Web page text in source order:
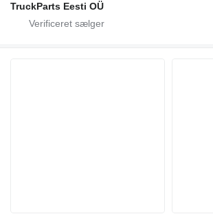
TruckParts Eesti OÜ